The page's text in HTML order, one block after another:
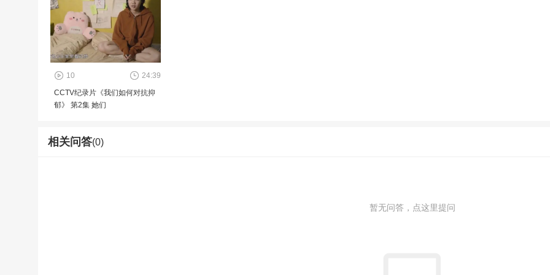
24:39
10
CCTV纪录片《我们如何对抗抑
郁》 第2集 她们
相关问答(0)
暂无问答，点这里提问